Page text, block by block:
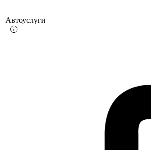
Автоуслуги